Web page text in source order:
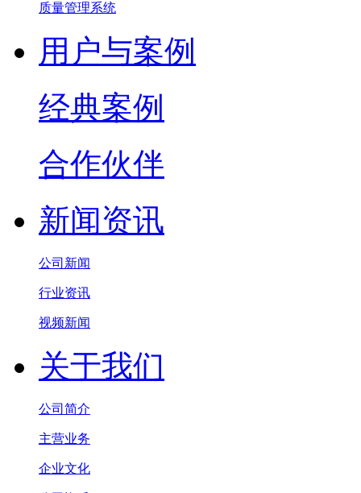
质量管理系统
用户与案例
经典案例
合作伙伴
新闻资讯
公司新闻
行业资讯
视频新闻
关于我们
公司简介
主营业务
企业文化